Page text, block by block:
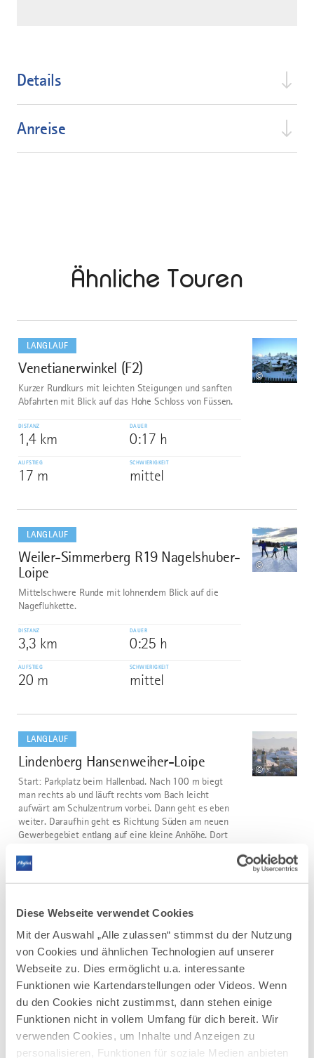
Diese Webseite verwendet Cookies
Mit der Auswahl „Alle zulassen“ stimmst du der Nutzung
von Cookies und ähnlichen Technologien auf unserer
Webseite zu. Dies ermöglicht u.a. interessante
Funktionen wie Kartendarstellungen oder Videos. Wenn
du den Cookies nicht zustimmst, dann stehen einige
Funktionen nicht in vollem Umfang für dich bereit. Wir
verwenden Cookies, um Inhalte und Anzeigen zu
personalisieren, Funktionen für soziale Medien anbieten
Details
Anreise
Ähnliche Touren
LANGLAUF
1
Venetianerwinkel (F2)
©
Kurzer Rundkurs mit leichten Steigungen und sanften
Abfahrten mit Blick auf das Hohe Schloss von Füssen.
DISTANZ
1,4 km
DAUER
0:17 h
AUFSTIEG
17 m
SCHWIERIGKEIT
mittel
dazu
LANGLAUF
2
Weiler-Simmerberg R19 Nagelshuber-
Loipe
©
Mittelschwere Runde mit lohnendem Blick auf die
Nagefluhkette.
DISTANZ
3,3 km
DAUER
0:25 h
AUFSTIEG
20 m
SCHWIERIGKEIT
mittel
dazu
LANGLAUF
3
Lindenberg Hansenweiher-Loipe
©
Start: Parkplatz beim Hallenbad. Nach 100 m biegt
man rechts ab und läuft rechts vom Bach leicht
aufwärt am Schulzentrum vorbei. Dann geht es eben
weiter. Daraufhin geht es Richtung Süden am neuen
Gewerbegebiet entlang auf eine kleine Anhöhe. Dort
DISTANZ
4,0 km 0:49 h
AUFSTIEG
40 m
SCHWIERIGKEIT
mittel
dazu
LANGLAUF
4
Oberstein-Loipe Scheidegg
©
Die anspruchsvolle Oberstein-Loipe startet
am Parkplatz des skywalk allgäu und verläuft über
Gaisgau und Oberstein in einer großen Schleife wieder
dazu